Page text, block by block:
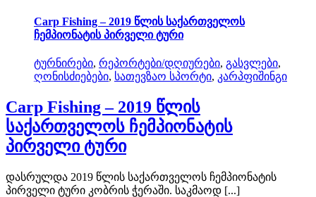
Carp Fishing – 2019 წლის საქართველოს
ჩემპიონატის პირველი ტური
ტურნირები, რეპორტები/დღიურები, გასვლები,
ღონისძიებები, სათევზაო სპორტი, კარპფიშინგი
Carp Fishing – 2019 წლის
საქართველოს ჩემპიონატის
პირველი ტური
დასრულდა 2019 წლის საქართველოს ჩემპიონატის
პირველი ტური კობრის ჭერაში. საკმაოდ [...]